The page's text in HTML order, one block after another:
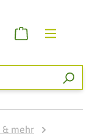
Warenkorb
& mehr